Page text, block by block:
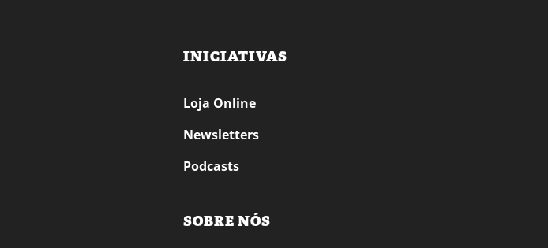
INICIATIVAS
Loja Online
Newsletters
Podcasts
SOBRE NÓS